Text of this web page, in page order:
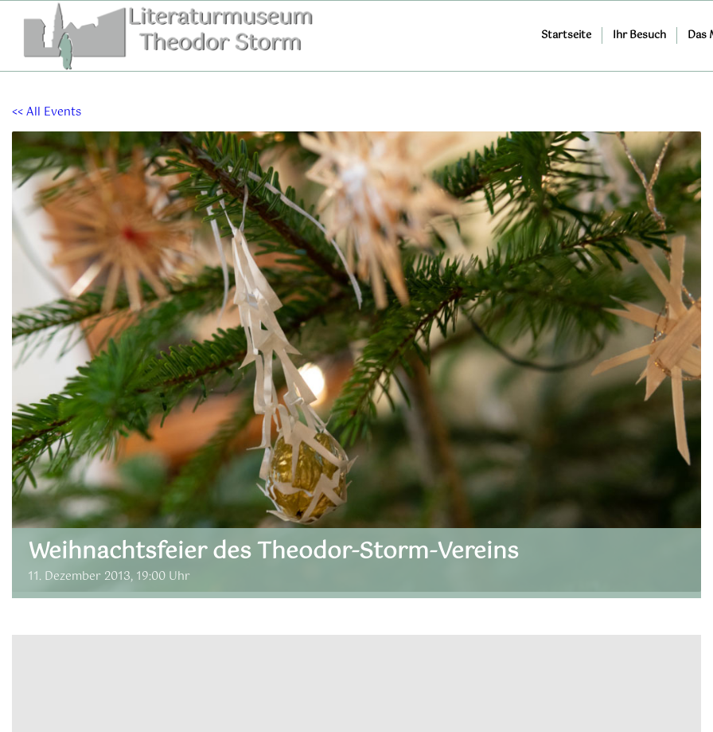
springen
Startseite Ihr Besuch Das
<< All Events
Weihnachtsfeier des Theodor-Storm-Vereins
11. Dezember 2013, 19:00 Uhr